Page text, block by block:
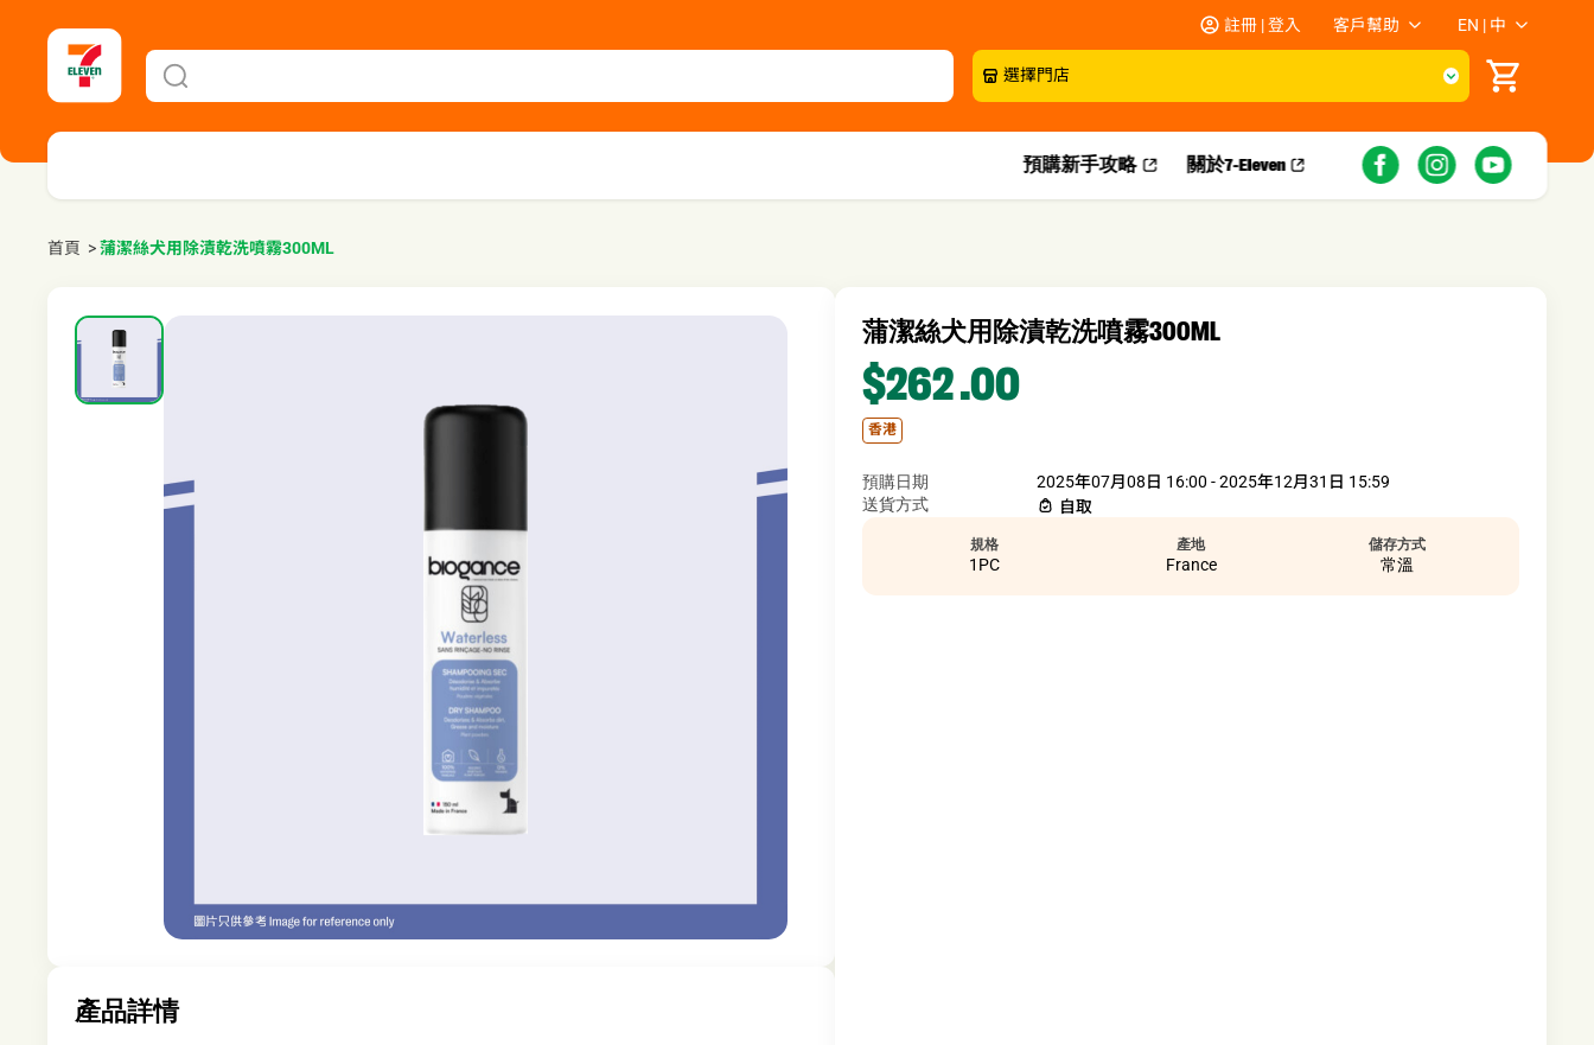
註冊 | 登入 客戶幫助 EN | 中
選擇門店
預購新手攻略​ 關於7-Eleven
首頁 >蒲潔絲犬用除漬乾洗噴霧300ML
產品詳情
蒲潔絲犬用除漬乾洗噴霧300ML
$262.00
香港
預購日期
2025年07月08日 16:00 - 2025年12月31日 15:59
送貨方式
自取
規格
1PC
產地
France
儲存方式
常溫